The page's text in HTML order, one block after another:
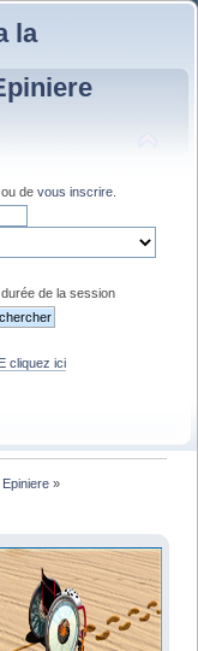
la
ou de vous inscrire
de la session
cliquez ici
»